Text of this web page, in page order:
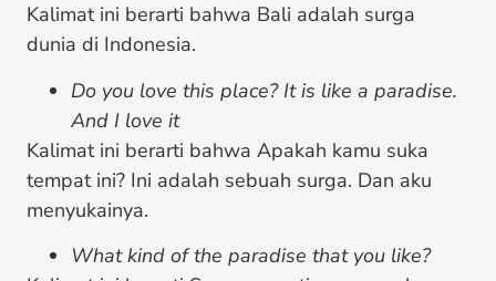
Kalimat ini berarti bahwa Bali adalah surga
dunia di Indonesia.
Do you love this place? It is like a paradise.
And I love it
Kalimat ini berarti bahwa Apakah kamu suka
tempat ini? Ini adalah sebuah surga. Dan aku
menyukainya.
What kind of the paradise that you like?